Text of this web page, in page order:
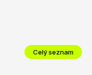
Celý seznam